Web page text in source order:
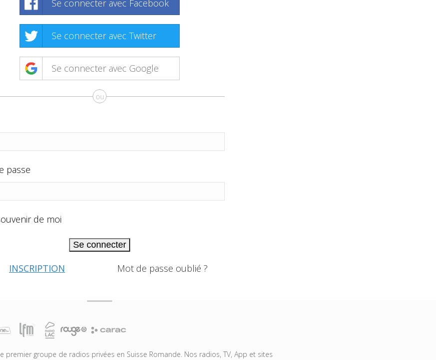
Se connecter avec Facebook
Se connecter avec Twitter
Se connecter avec Google
ou
passe
de moi
Se connecter
INSCRIPTION Mot de passe oublié ?
premier groupe de radios privées en Suisse Romande. Nos radios, TV, App et sites